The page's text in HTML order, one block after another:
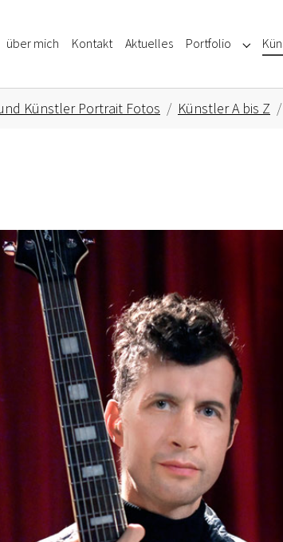
über mich Kontakt Aktuelles Portfolio
Künstler Portrait Fotos Künstler A bis Z